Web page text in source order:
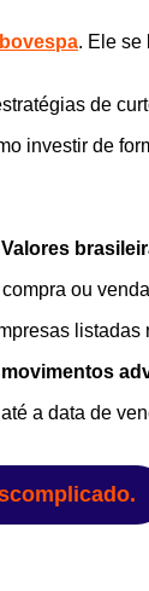
. Ele se
de
investir de
ou
listadas
a data de